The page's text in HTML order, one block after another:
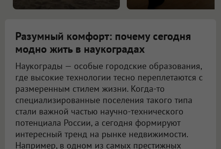
Разумный комфорт: почему сегодня
модно жить в наукоградах
Наукограды — особые городские образования,
где высокие технологии тесно переплетаются с
размеренным стилем жизни. Когда-то
специализированные поселения такого типа
стали важной частью научно-технического
потенциала России, а сегодня формируют
интересный тренд на рынке недвижимости.
Например, в одном из самых престижных